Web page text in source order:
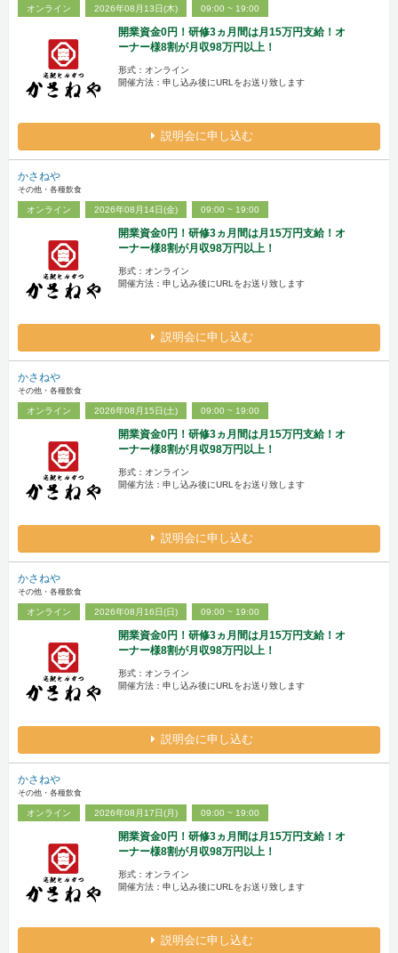
オンライン 2026年08月13日(木) 09:00 ~ 19:00
開業資金0円！研修3ヵ月間は月15万円支給！オ
ーナー様8割が月収98万円以上！
形式：オンライン
開催方法：申し込み後にURLをお送り致します
説明会に申し込む
かさねや
その他・各種飲食
オンライン 2026年08月14日(金) 09:00 ~ 19:00
開業資金0円！研修3ヵ月間は月15万円支給！オ
ーナー様8割が月収98万円以上！
形式：オンライン
開催方法：申し込み後にURLをお送り致します
説明会に申し込む
かさねや
その他・各種飲食
オンライン 2026年08月15日(土) 09:00 ~ 19:00
開業資金0円！研修3ヵ月間は月15万円支給！オ
ーナー様8割が月収98万円以上！
形式：オンライン
開催方法：申し込み後にURLをお送り致します
説明会に申し込む
かさねや
その他・各種飲食
オンライン 2026年08月16日(日) 09:00 ~ 19:00
開業資金0円！研修3ヵ月間は月15万円支給！オ
ーナー様8割が月収98万円以上！
形式：オンライン
開催方法：申し込み後にURLをお送り致します
説明会に申し込む
かさねや
その他・各種飲食
オンライン 2026年08月17日(月) 09:00 ~ 19:00
開業資金0円！研修3ヵ月間は月15万円支給！オ
ーナー様8割が月収98万円以上！
形式：オンライン
開催方法：申し込み後にURLをお送り致します
説明会に申し込む